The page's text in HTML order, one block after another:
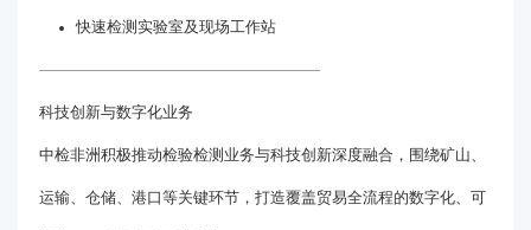
快速检测实验室及现场工作站
科技创新与数字化业务
中检非洲积极推动检验检测业务与科技创新深度融合，围绕矿山、
运输、仓储、港口等关键环节，打造覆盖贸易全流程的数字化、可